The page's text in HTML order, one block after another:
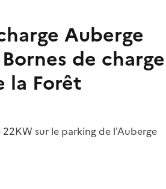
Auberge
Bornes de charge
la Forêt
sur le parking de l'Auberge